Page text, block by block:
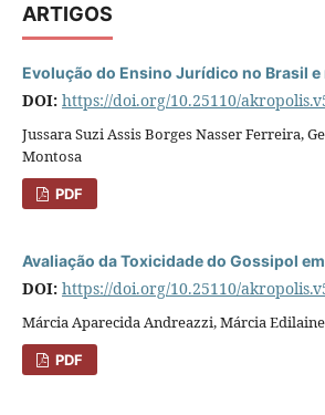
ARTIGOS
Evolução do Ensino Jurídico no Brasil e
DOI: https://doi.org/10.25110/
Jussara Suzi Assis Borges Nasser Ferreira,
Montosa
PDF
Avaliação da Toxicidade do Gossipol
DOI: https://doi.org/10.25110/
Márcia Aparecida Andreazzi, Márcia
PDF